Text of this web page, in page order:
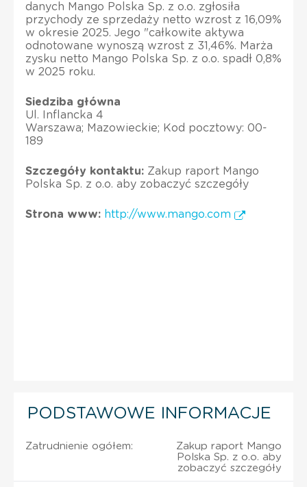
danych Mango Polska Sp. z o.o. zgłosiła
przychody ze sprzedaży netto wzrost z 16,09%
w okresie 2025. Jego "całkowite aktywa
odnotowane wynoszą wzrost z 31,46%. Marża
zysku netto Mango Polska Sp. z o.o. spadł 0,8%
w 2025 roku.
Siedziba główna
Ul. Inflancka 4
Warszawa; Mazowieckie; Kod pocztowy: 00-
189
Szczegóły kontaktu: Zakup raport Mango
Polska Sp. z o.o. aby zobaczyć szczegóły
Strona www: http://www.mango.com
PODSTAWOWE INFORMACJE
Zatrudnienie ogółem:
Zakup raport Mango
Polska Sp. z o.o. aby
zobaczyć szczegóły